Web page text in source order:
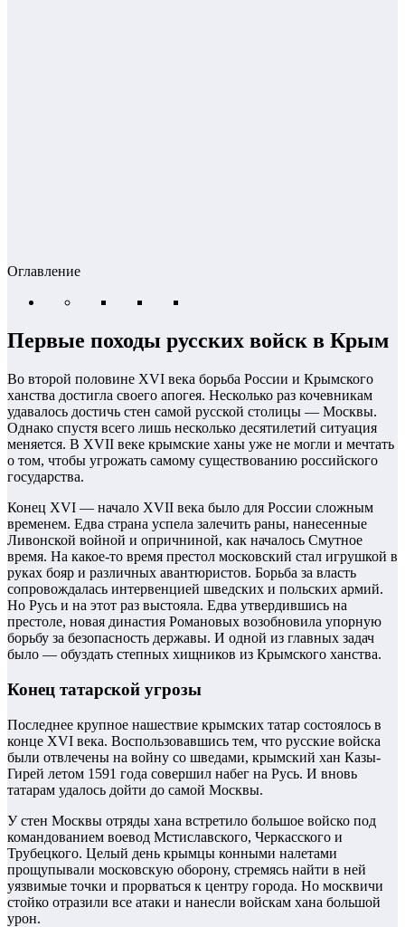
Оглавление
Первые походы русских войск в Крым
Во второй половине XVI века борьба России и Крымского
ханства достигла своего апогея. Несколько раз кочевникам
удавалось достичь стен самой русской столицы — Москвы.
Однако спустя всего лишь несколько десятилетий ситуация
меняется. В XVII веке крымские ханы уже не могли и мечтать
о том, чтобы угрожать самому существованию российского
государства.
Конец XVI — начало XVII века было для России сложным
временем. Едва страна успела залечить раны, нанесенные
Ливонской войной и опричниной, как началось Смутное
время. На какое‑то время престол московский стал игрушкой в
руках бояр и различных авантюристов. Борьба за власть
сопровождалась интервенцией шведских и польских армий.
Но Русь и на этот раз выстояла. Едва утвердившись на
престоле, новая династия Романовых возобновила упорную
борьбу за безопасность державы. И одной из главных задач
было — обуздать степных хищников из Крымского ханства.
Конец татарской угрозы
Последнее крупное нашествие крымских татар состоялось в
конце XVI века. Воспользовавшись тем, что русские войска
были отвлечены на войну со шведами, крымский хан Казы-
Гирей летом 1591 года совершил набег на Русь. И вновь
татарам удалось дойти до самой Москвы.
У стен Москвы отряды хана встретило большое войско под
командованием воевод Мстиславского, Черкасского и
Трубецкого. Целый день крымцы конными налетами
прощупывали московскую оборону, стремясь найти в ней
уязвимые точки и прорваться к центру города. Но москвичи
стойко отразили все атаки и нанесли войскам хана большой
урон.